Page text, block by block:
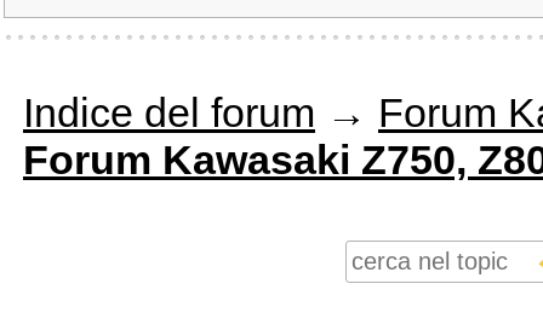
Indice del forum → Forum
Forum Kawasaki Z750,